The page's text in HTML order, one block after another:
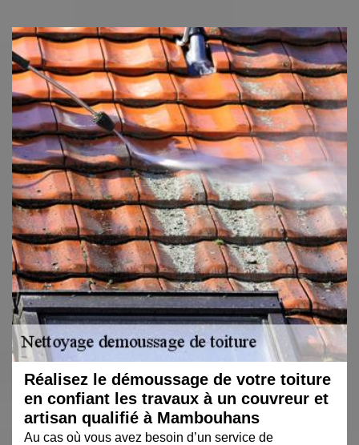
Réalisez le démoussage de votre toiture
en confiant les travaux à un couvreur et
artisan qualifié à Mambouhans
Au cas où vous avez besoin d’un service de